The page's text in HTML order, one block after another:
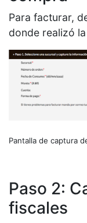
Para facturar,
donde realizó
Pantalla de captura
Paso 2:
fiscales